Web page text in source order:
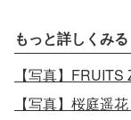
もっと詳しくみる